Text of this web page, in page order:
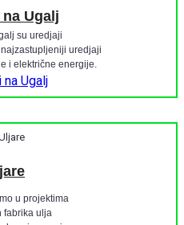
Ugalj
su uredjaji
uredjaji
i električne energije.
Ugalj
u projektima
fabrika ulja